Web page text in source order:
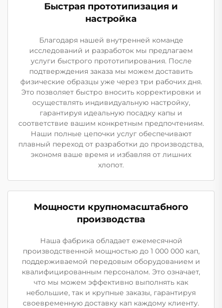
Быстрая прототипизация и
настройка
Благодаря нашей внутренней команде
исследований и разработок мы предлагаем
услуги быстрого прототипирования. После
подтверждения заказа мы можем доставить
физические образцы уже через три рабочих дня.
Это позволяет быстро вносить корректировки и
осуществлять индивидуальную настройку,
гарантируя идеальную посадку капы и
соответствие вашим конкретным предпочтениям.
Наши полные цепочки услуг обеспечивают
плавный переход от разработки до производства,
экономя ваше время и избавляя от лишних
хлопот.
Мощности крупномасштабного
производства
Наша фабрика обладает ежемесячной
производственной мощностью до 1 000 000 кап,
поддерживаемой передовым оборудованием и
квалифицированным персоналом. Это означает,
что мы можем эффективно выполнять как
небольшие, так и крупные заказы, гарантируя
своевременную доставку кап каждому клиенту.